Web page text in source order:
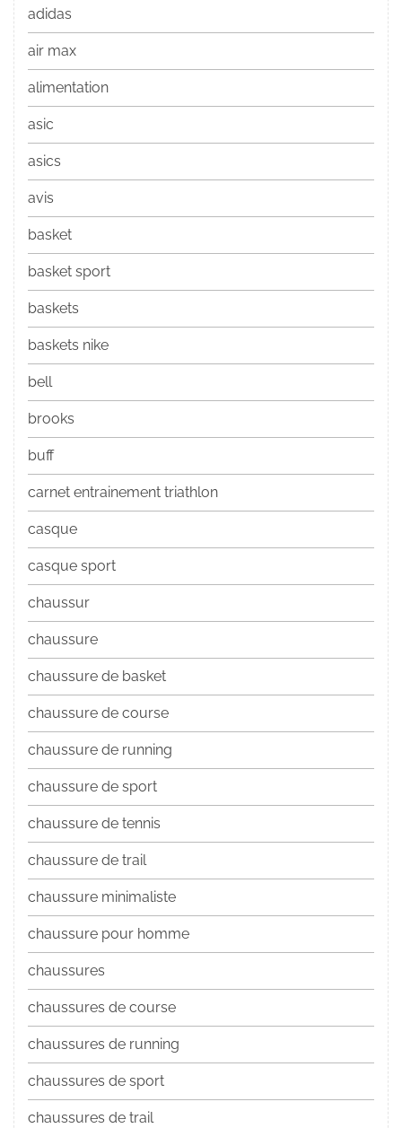
adidas
air max
alimentation
asic
asics
avis
basket
basket sport
baskets
baskets nike
bell
brooks
buff
carnet entrainement triathlon
casque
casque sport
chaussur
chaussure
chaussure de basket
chaussure de course
chaussure de running
chaussure de sport
chaussure de tennis
chaussure de trail
chaussure minimaliste
chaussure pour homme
chaussures
chaussures de course
chaussures de running
chaussures de sport
chaussures de trail